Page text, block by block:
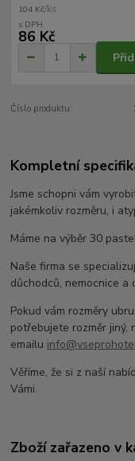
104 Kč/ks
86 Kč
Číslo produktu:
Kompletní
Jsme schopni vám
jakémkoliv rozměru, i
Máme na výběr 30
Naše firma se
důchodců, nemocnice a
Pokud vám rozměry
potřebujete rozměr jiný,
emailu
Věříme, že si z naší
Vámi.
Zboží zařazeno v